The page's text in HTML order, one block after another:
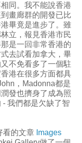
同。我不能說香港
畫廊群的開發已比
畢竟是進步了。雖
立，報見香港市民
是一回非常香港的
去試看加拿大，畢
不免看多了一個駐
港在很多方面都具
，Madonna都是
發也擠身了成為照
- 我們都是欠缺了智
看的文章 Images